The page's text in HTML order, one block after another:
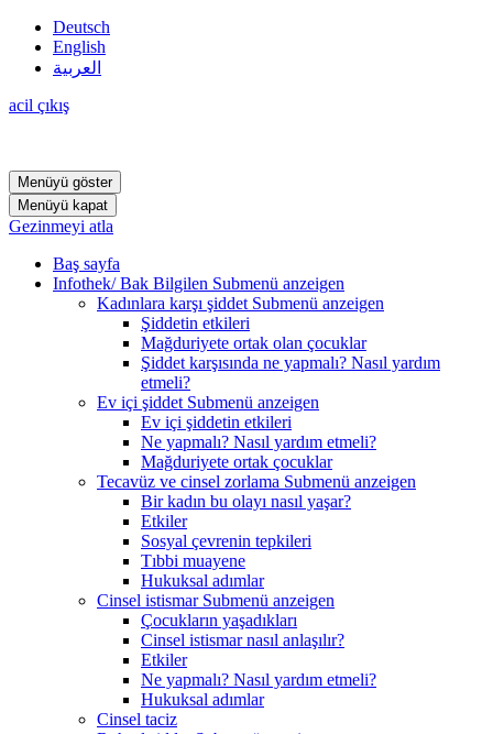
Deutsch
English
العربية
acil çıkış
Menüyü göster
Menüyü kapat
Gezinmeyi atla
Baş sayfa
Infothek/ Bak Bilgilen Submenü anzeigen
Kadınlara karşı şiddet Submenü anzeigen
Şiddetin etkileri
Mağduriyete ortak olan çocuklar
Şiddet karşısında ne yapmalı? Nasıl yardım
etmeli?
Ev içi şiddet Submenü anzeigen
Ev içi şiddetin etkileri
Ne yapmalı? Nasıl yardım etmeli?
Mağduriyete ortak çocuklar
Tecavüz ve cinsel zorlama Submenü anzeigen
Bir kadın bu olayı nasıl yaşar?
Etkiler
Sosyal çevrenin tepkileri
Tıbbi muayene
Hukuksal adımlar
Cinsel istismar Submenü anzeigen
Çocukların yaşadıkları
Cinsel istismar nasıl anlaşılır?
Etkiler
Ne yapmalı? Nasıl yardım etmeli?
Hukuksal adımlar
Cinsel taciz